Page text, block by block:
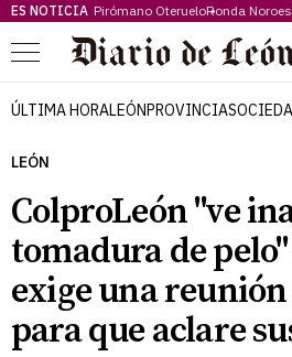
ES NOTICIA Pirómano OterueloRonda
Menú
ÚLTIMA HORALEÓNPROVINCIA
LEÓN
ColproLeón "ve
tomadura de pelo"
exige una
para que aclare